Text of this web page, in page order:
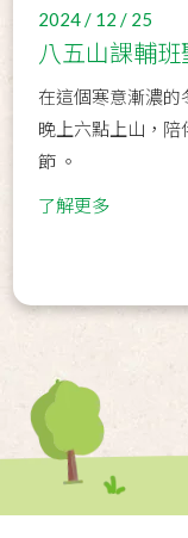
2024 / 12 / 25
八五山課輔
在這個寒意漸濃的
晚上六點上山，
節 。
了解更多